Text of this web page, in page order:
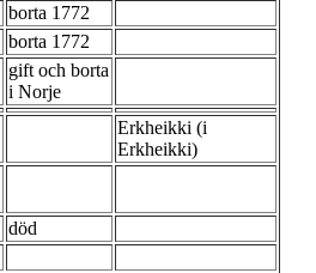
borta 1772
borta 1772
gift och borta
i Norje
Erkheikki (i
Erkheikki)
död